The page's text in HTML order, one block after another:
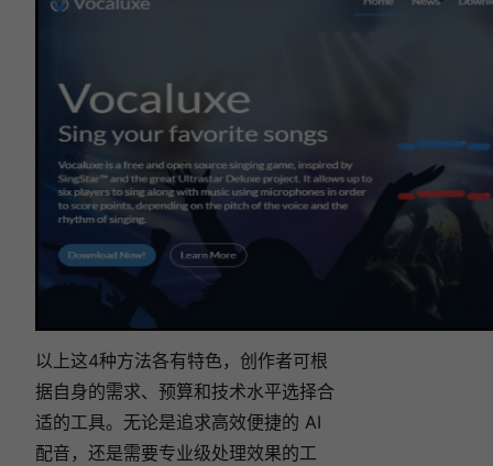
以上这4种方法各有特色，创作者可根
据自身的需求、预算和技术水平选择合
适的工具。无论是追求高效便捷的 AI
配音，还是需要专业级处理效果的工